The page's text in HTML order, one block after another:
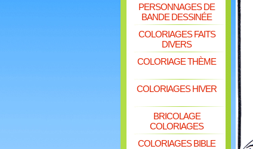
PERSONNAGES DE
BANDE DESSINÉE
COLORIAGES FAITS
DIVERS
COLORIAGE THÈME
COLORIAGES HIVER
BRICOLAGE
COLORIAGES
COLORIAGES BIBLE